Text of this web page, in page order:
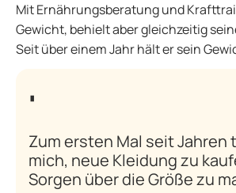
Mit Ernährungsberatung und
Gewicht, behielt aber gleichzeitig
Seit über einem Jahr hält er sein
Zum ersten Mal seit Jahren
mich, neue Kleidung zu
Sorgen über die Größe zu